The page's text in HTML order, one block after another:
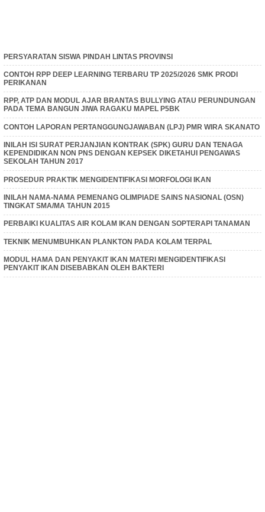
PERSYARATAN SISWA PINDAH LINTAS PROVINSI
CONTOH RPP DEEP LEARNING TERBARU TP 2025/2026 SMK PRODI
PERIKANAN
RPP, ATP DAN MODUL AJAR BRANTAS BULLYING ATAU PERUNDUNGAN
PADA TEMA BANGUN JIWA RAGAKU MAPEL P5BK
CONTOH LAPORAN PERTANGGUNGJAWABAN (LPJ) PMR WIRA SKANATO
INILAH ISI SURAT PERJANJIAN KONTRAK (SPK) GURU DAN TENAGA
KEPENDIDIKAN NON PNS DENGAN KEPSEK DIKETAHUI PENGAWAS
SEKOLAH TAHUN 2017
PROSEDUR PRAKTIK MENGIDENTIFIKASI MORFOLOGI IKAN
INILAH NAMA-NAMA PEMENANG OLIMPIADE SAINS NASIONAL (OSN)
TINGKAT SMA/MA TAHUN 2015
PERBAIKI KUALITAS AIR KOLAM IKAN DENGAN SOPTERAPI TANAMAN
TEKNIK MENUMBUHKAN PLANKTON PADA KOLAM TERPAL
MODUL HAMA DAN PENYAKIT IKAN MATERI MENGIDENTIFIKASI
PENYAKIT IKAN DISEBABKAN OLEH BAKTERI